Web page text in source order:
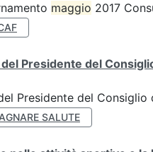
maggio 2017
Presidente del
Presidente del Consiglio
SALUTE